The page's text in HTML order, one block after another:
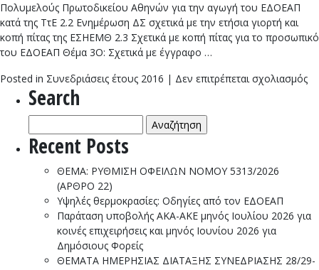
Πολυμελούς Πρωτοδικείου Αθηνών για την αγωγή του ΕΔΟΕΑΠ
κατά της ΤτΕ 2.2 Ενημέρωση ΔΣ σχετικά με την ετήσια γιορτή και
κοπή πίτας της ΕΣΗΕΜΘ 2.3 Σχετικά με κοπή πίτας για το προσωπικό
του ΕΔΟΕΑΠ Θέμα 3Ο: Σχετικά με έγγραφο …
Posted in Συνεδριάσεις έτους 2016 | Δεν επιτρέπεται σχολιασμός
Search
για:
Recent Posts
ΘΕΜΑ: ΡΥΘΜΙΣΗ ΟΦΕΙΛΩΝ ΝΟΜΟΥ 5313/2026
(ΑΡΘΡΟ 22)
Υψηλές θερμοκρασίες: Οδηγίες από τον ΕΔΟΕΑΠ
Παράταση υποβολής ΑΚΑ-ΑΚΕ μηνός Ιουλίου 2026 για
κοινές επιχειρήσεις και μηνός Ιουνίου 2026 για
Δημόσιους Φορείς
ΘΕΜΑΤΑ ΗΜΕΡΗΣΙΑΣ ΔΙΑΤΑΞΗΣ ΣΥΝΕΔΡΙΑΣΗΣ 28/29-